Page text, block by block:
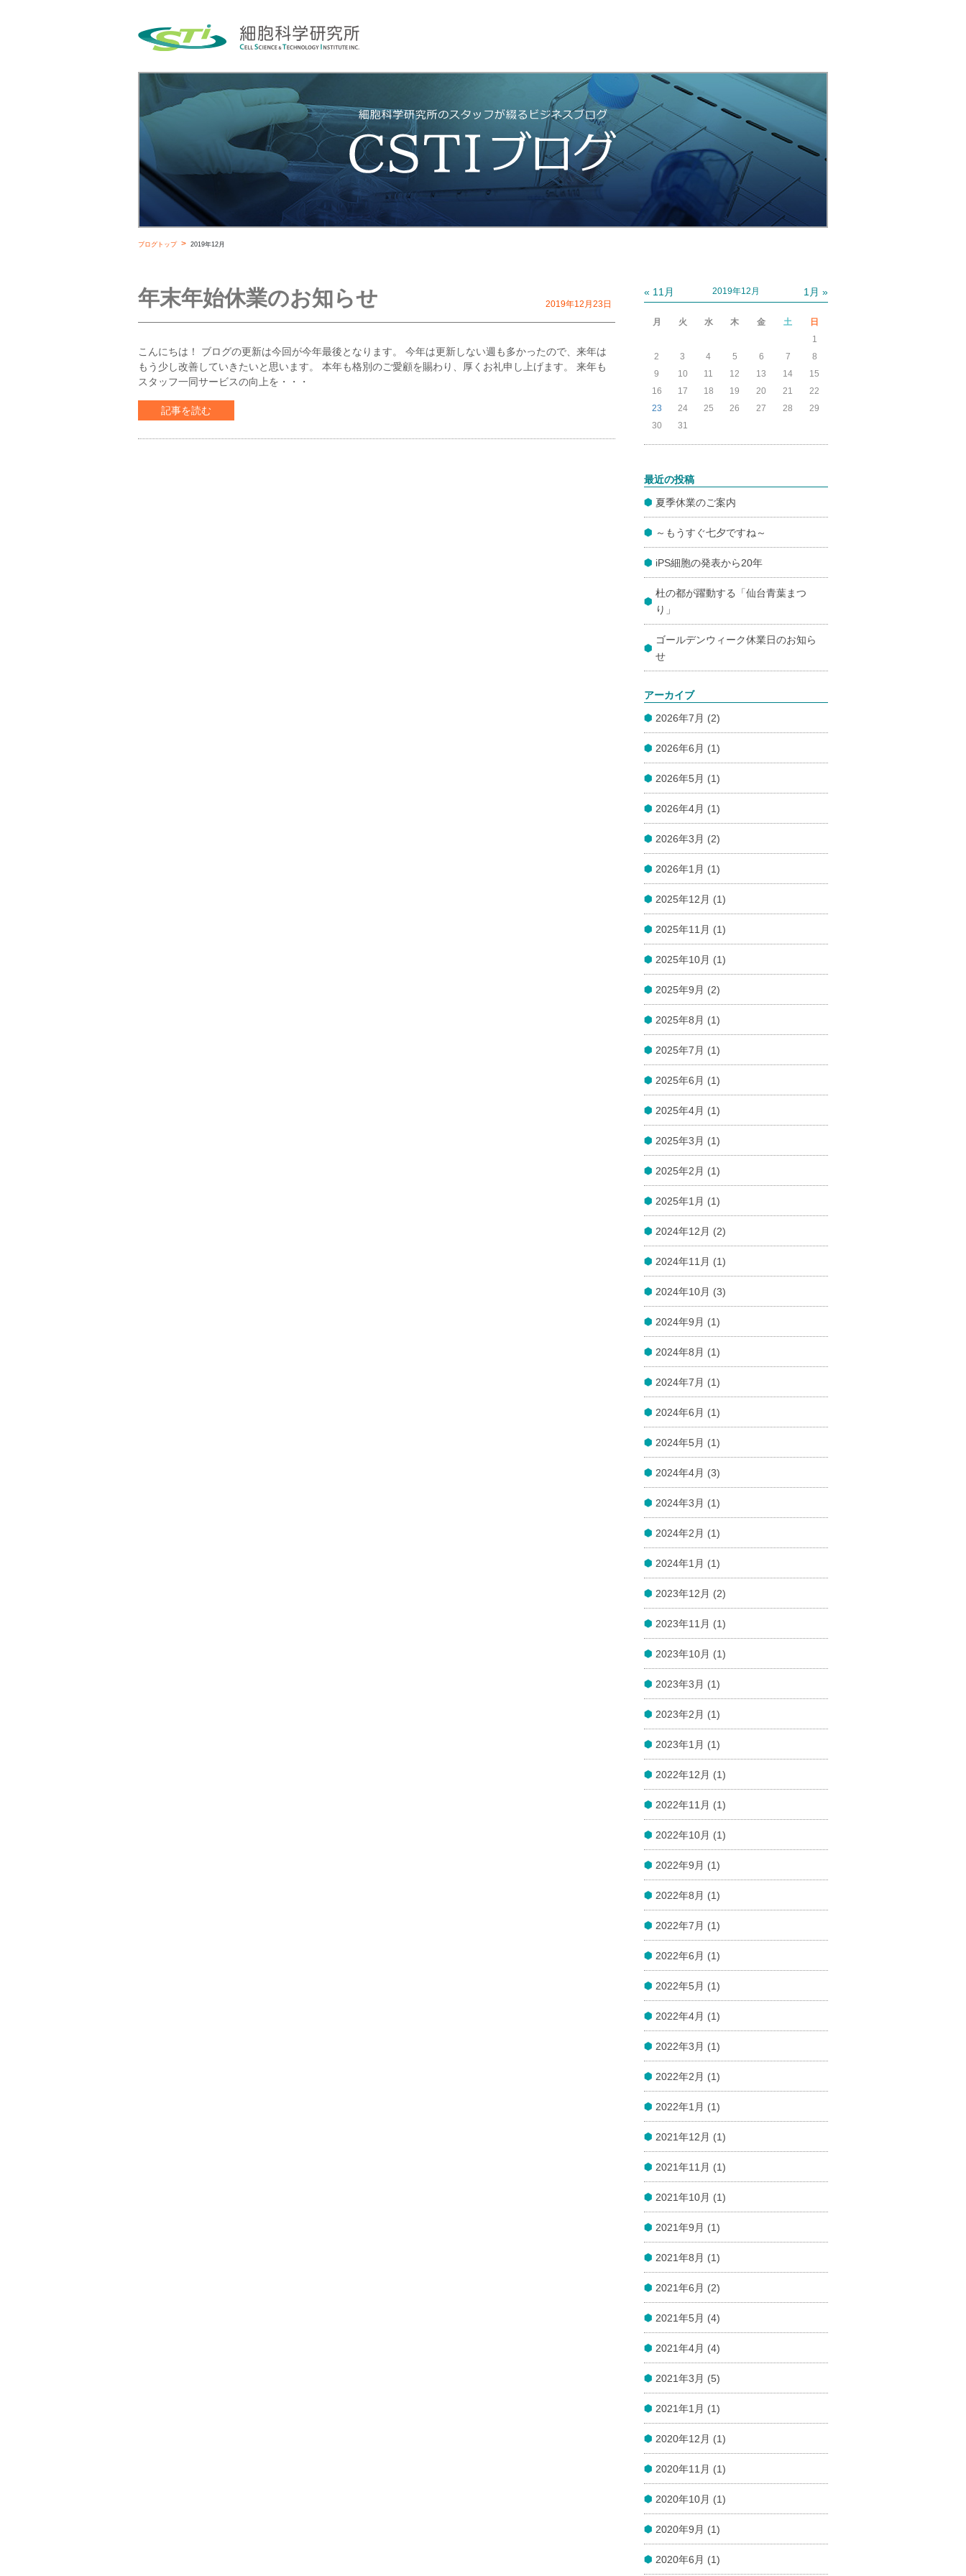
ブログトップ 2019年12月
年末年始休業のお知らせ 2019年12月23日
こんにちは！ ブログの更新は今回が今年最後となります。 今年は更新しない週も多かったので、来年は
もう少し改善していきたいと思います。 本年も格別のご愛顧を賜わり、厚くお礼申し上げます。 来年も
スタッフ一同サービスの向上を・・・
記事を読む
2019年12月
月 火 水 木 金 土
日
1
2
3 4 5 6 7
8
9
10 11 12 13 14
15
16
17 18 19 20 21
22
23
24 25 26 27 28
29
30
31
« 11月 1月 »
最近の投稿
夏季休業のご案内
～もうすぐ七夕ですね～
iPS細胞の発表から20年
杜の都が躍動する「仙台青葉まつ
り」
ゴールデンウィーク休業日のお知ら
せ
アーカイブ
2026年7月 (2)
2026年6月 (1)
2026年5月 (1)
2026年4月 (1)
2026年3月 (2)
2026年1月 (1)
2025年12月 (1)
2025年11月 (1)
2025年10月 (1)
2025年9月 (2)
2025年8月 (1)
2025年7月 (1)
2025年6月 (1)
2025年4月 (1)
2025年3月 (1)
2025年2月 (1)
2025年1月 (1)
2024年12月 (2)
2024年11月 (1)
2024年10月 (3)
2024年9月 (1)
2024年8月 (1)
2024年7月 (1)
2024年6月 (1)
2024年5月 (1)
2024年4月 (3)
2024年3月 (1)
2024年2月 (1)
2024年1月 (1)
2023年12月 (2)
2023年11月 (1)
2023年10月 (1)
2023年3月 (1)
2023年2月 (1)
2023年1月 (1)
2022年12月 (1)
2022年11月 (1)
2022年10月 (1)
2022年9月 (1)
2022年8月 (1)
2022年7月 (1)
2022年6月 (1)
2022年5月 (1)
2022年4月 (1)
2022年3月 (1)
2022年2月 (1)
2022年1月 (1)
2021年12月 (1)
2021年11月 (1)
2021年10月 (1)
2021年9月 (1)
2021年8月 (1)
2021年6月 (2)
2021年5月 (4)
2021年4月 (4)
2021年3月 (5)
2021年1月 (1)
2020年12月 (1)
2020年11月 (1)
2020年10月 (1)
2020年9月 (1)
2020年6月 (1)